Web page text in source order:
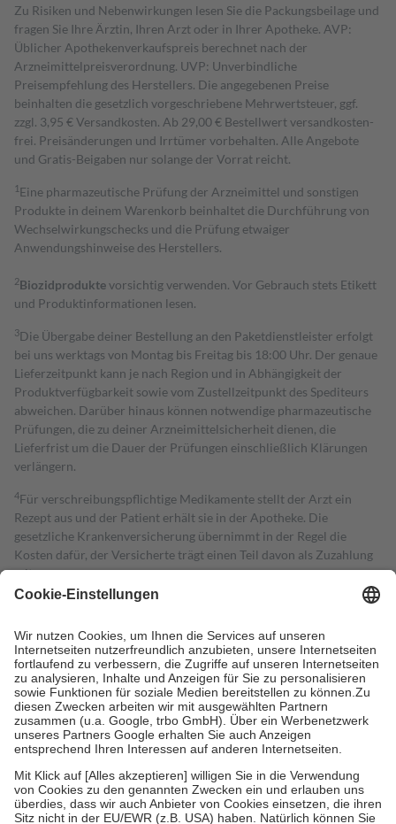
Zu Risiken und Nebenwirkungen lesen Sie die Packungsbeilage und
fragen Sie Ihre Ärztin, Ihren Arzt oder in Ihrer Apotheke. AVP:
Üblicher Apothekenverkaufspreis berechnet nach der
Arzneimittelpreisverordnung. UVP: Unverbindliche
Preisempfehlung des Herstellers. Die angegebenen Preise
beinhalten die gesetzlich vorgeschriebene Mehrwertsteuer, ggf.
zzgl. 3,95 € Versandkosten. Ab 29,00 € Bestell­wert versand­kosten­
frei. Preisänderungen und Irrtümer vorbehalten. Alle Angebote
und Gratis-Beigaben nur solange der Vorrat reicht.
1 Eine pharmazeutische Prüfung der Arzneimittel und sonstigen
Produkte in deinem Warenkorb beinhaltet die Durchführung von
Wechselwirkungschecks und die Prüfung etwaiger
Anwendungshinweise des Herstellers.
2Biozidproduktevorsichtig verwenden. Vor Gebrauch stets Etikett
und Produktinformationen lesen.
3Die Übergabe deiner Bestellung an den Paketdienstleister erfolgt
bei uns werktags von Montag bis Freitag bis 18:00 Uhr. Der genaue
Lieferzeitpunkt kann je nach Region und in Abhängigkeit der
Produktverfügbarkeit sowie vom Zustellzeitpunkt des Spediteurs
abweichen. Darüber hinaus können notwendige pharmazeutische
Prüfungen, die zu deiner Arzneimittelsicherheit dienen, die
Lieferfrist um die Dauer der Prüfungen einschließlich Klärungen
verlängern.
4Für verschreibungspflichtige Medikamente stellt der Arzt ein
Rezept aus und der Patient erhält sie in der Apotheke. Die
gesetzliche Krankenversicherung übernimmt in der Regel die
Kosten dafür, der Versicherte trägt einen Teil davon als Zuzahlung
mit.
Grundsätzlich leisten Mitglieder Zuzahlungen in Höhe von zehn
höchstens zehn Euro.
Es sind jedoch nie mehr als die tatsächlichen
Kosten der Leistung zu entrichten.
Diese Regeln gelten grundsätzlich auch für Online-Apotheken.
Bei Heilmitteln und häuslicher Krankenpflege beträgt die
Zuzahlung zehn Prozent der Kosten sowie zehn Euro je
Verordnung.
Um das Engagement der Versicherten für ihre eigene Gesundheit zu
stärken und die besondere Stellung der Familie zu unterstützen,
fallenkeine Zuzahlungenan bei:
• Kindern und Jugendlichen bis zum vollendeten 18. Lebensjahr
mit Ausnahme der Fahrkosten